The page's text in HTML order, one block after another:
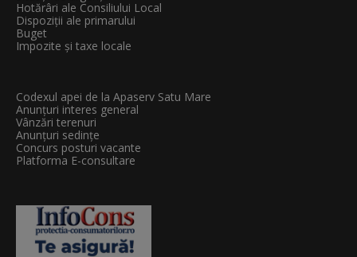
Hotărâri ale Consiliului Local
Dispoziții ale primarului
Buget
Impozite și taxe locale
Codexul apei de la Apaserv Satu Mare
Anunțuri interes general
Vânzări terenuri
Anunțuri sedințe
Concurs posturi vacante
Platforma E-consultare